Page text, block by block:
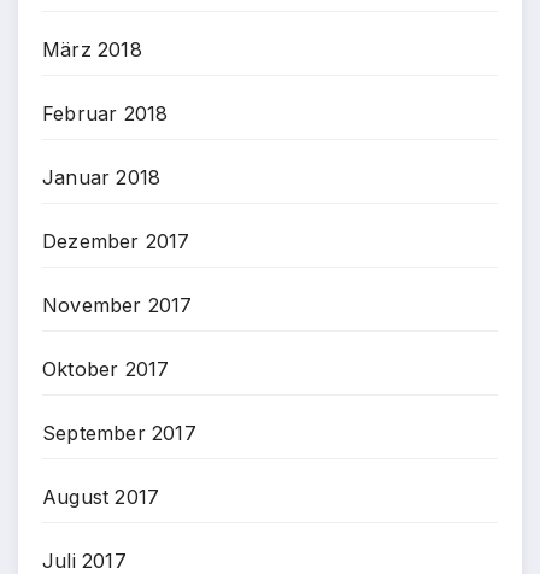
März 2018
Februar 2018
Januar 2018
Dezember 2017
November 2017
Oktober 2017
September 2017
August 2017
Juli 2017